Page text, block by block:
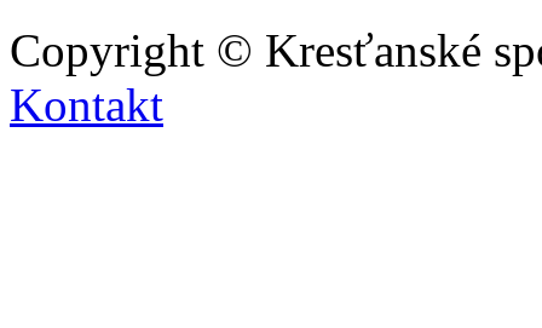
Copyright © Kresťanské
Kontakt